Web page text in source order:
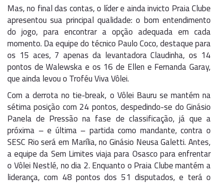
Mas, no final das contas, o líder e ainda invicto Praia Clube
apresentou sua principal qualidade: o bom entendimento
do jogo, para encontrar a opção adequada em cada
momento. Da equipe do técnico Paulo Coco, destaque para
os 15 aces, 7 apenas da levantadora Claudinha, os 14
pontos de Walewska e os 16 de Ellen e Fernanda Garay,
que ainda levou o Troféu Viva Vôlei.
Com a derrota no tie-break, o Vôlei Bauru se mantém na
sétima posição com 24 pontos, despedindo-se do Ginásio
Panela de Pressão na fase de classificação, já que a
próxima – e última – partida como mandante, contra o
SESC Rio será em Marília, no Ginásio Neusa Galetti. Antes,
a equipe da Sem Limites viaja para Osasco para enfrentar
o Vôlei Nestlé, no dia 2. Enquanto o Praia Clube mantém a
liderança, com 48 pontos dos 51 disputados, e terá o